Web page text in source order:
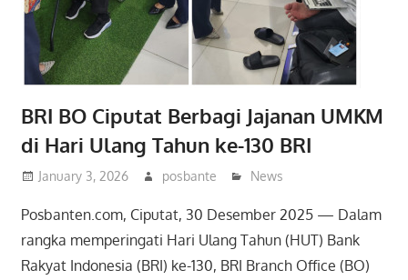
BRI BO Ciputat Berbagi Jajanan UMKM
di Hari Ulang Tahun ke-130 BRI
January 3, 2026 posbante News
Posbanten.com, Ciputat, 30 Desember 2025 — Dalam
rangka memperingati Hari Ulang Tahun (HUT) Bank
Rakyat Indonesia (BRI) ke-130, BRI Branch Office (BO)